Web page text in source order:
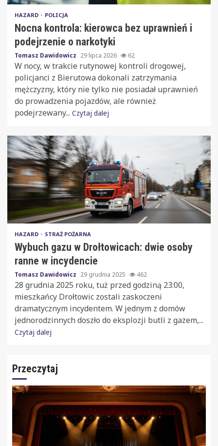
HAZARD POLICJA
Nocna kontrola: kierowca bez uprawnień i
podejrzenie o narkotyki
Tomasz Dawidowicz 29 lipca 2026 62
W nocy, w trakcie rutynowej kontroli drogowej,
policjanci z Bierutowa dokonali zatrzymania
mężczyzny, który nie tylko nie posiadał uprawnień
do prowadzenia pojazdów, ale również
podejrzewany... Czytaj dalej
HAZARD STRAŻ POŻARNA
Wybuch gazu w Drołtowicach: dwie osoby
ranne w incydencie
Tomasz Dawidowicz 29 grudnia 2025 462
28 grudnia 2025 roku, tuż przed godziną 23:00,
mieszkańcy Drołtowic zostali zaskoczeni
dramatycznym incydentem. W jednym z domów
jednorodzinnych doszło do eksplozji butli z gazem,...
Czytaj dalej
Przeczytaj